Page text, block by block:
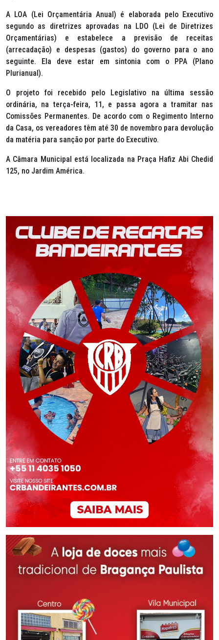
A LOA (Lei Orçamentária Anual) é elaborada pelo Executivo
segundo as diretrizes aprovadas na LDO (Lei de Diretrizes
Orçamentárias) e estabelece a previsão de receitas
(arrecadação) e despesas (gastos) do governo para o ano
seguinte. Ela deve estar em sintonia com o PPA (Plano
Plurianual).
O projeto foi recebido pelo Legislativo na última sessão
ordinária, na terça-feira, 11, e passa agora a tramitar nas
Comissões Permanentes. De acordo com o Regimento Interno
da Casa, os vereadores têm até 30 de novembro para devolução
da matéria para sanção por parte do Executivo.
A Câmara Municipal está localizada na Praça Hafiz Abi Chedid
125, no Jardim América.